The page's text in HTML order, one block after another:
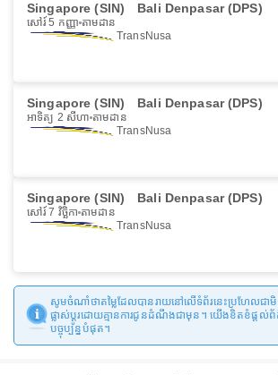
Singapore (SIN) Bali Denpasar (DPS)
សៅរ៍ 5 កញ្ញា តាមដាន
TransNusa
Singapore (SIN) Bali Denpasar (DPS)
អាទិត្យ 2 សីហា តាមដាន
TransNusa
Singapore (SIN) Bali Denpasar (DPS)
សៅរ៍ 7 វិច្ឆិកា តាមដាន
TransNusa
សូមចំណាំថាតម្លៃដែលបានរាយនៅលើទំព័រនេះប្រហែលជ
ផ្លាស់ប្តូរដោយគ្មានការជូនដំណឹងជាមុន។ យើងខិតខំផ្តល់ព័
បច្ចុប្បន្នបំផុត។